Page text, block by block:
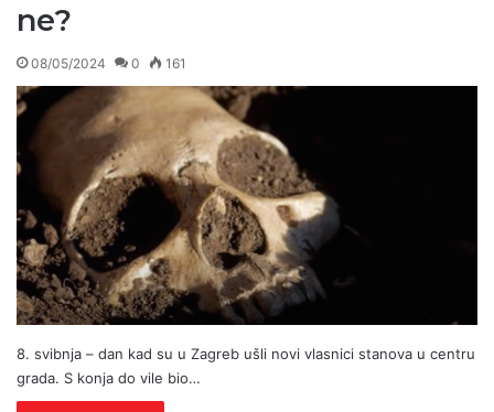
ne?
08/05/2024 0 161
8. svibnja – dan kad su u Zagreb ušli novi vlasnici stanova u centru
grada. S konja do vile bio…